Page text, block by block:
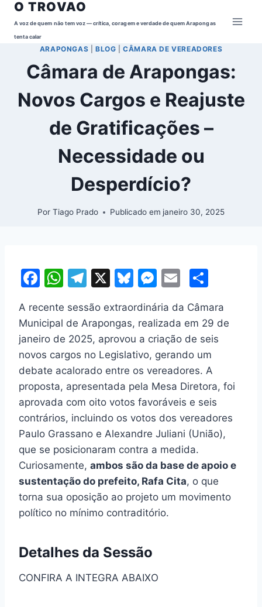
Pular
para
Conteúdo
O TROVAO
A voz de quem não tem voz — crítica, coragem e verdade de quem Arapongas
tenta calar
ARAPONGAS |BLOG |CÂMARA DE VEREADORES
Câmara de Arapongas:
Novos Cargos e Reajuste
de Gratificações –
Necessidade ou
Desperdício?
Por Tiago Prado Publicado em janeiro 30, 2025
F
c
e
b
o
o
k
W
at
s
A
p
p
T
e
gr
a
m
X
Bl
e
s
k
y
M
s
s
e
n
g
er
E
ai
l
ar
e
A recente sessão extraordinária da Câmara
Municipal de Arapongas, realizada em 29 de
janeiro de 2025, aprovou a criação de seis
novos cargos no Legislativo, gerando um
debate acalorado entre os vereadores. A
proposta, apresentada pela Mesa Diretora, foi
aprovada com oito votos favoráveis e seis
contrários, incluindo os votos dos vereadores
Paulo Grassano e Alexandre Juliani (União),
que se posicionaram contra a medida.
Curiosamente, ambos são da base de apoio e
sustentação do prefeito, Rafa Cita, o que
torna sua oposição ao projeto um movimento
político no mínimo contraditório.
Detalhes da Sessão
CONFIRA A INTEGRA ABAIXO